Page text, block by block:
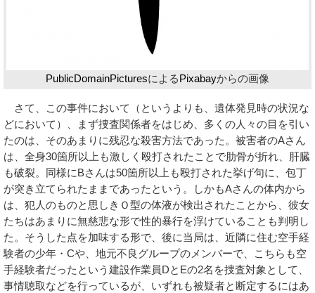
PublicDomainPicturesによるPixabayからの画像
さて、この事件において（というよりも、遺体発見時の状況な
どにおいて）、まず捜査関係者をはじめ、多くの人々の目を引い
たのは、そのあまりに残忍な殺害方法であった。被害者のAさん
は、全身30箇所以上も激しく殴打されたことで肋骨が折れ、肝臓
も破裂。同様にBさんは50箇所以上も殴打された挙げ句に、包丁
が突き立てられたままであったという。しかもAさんの体内から
は、犯人のものと思しきＯ型の体液が検出されたことから、彼女
たちはあまりに無慈悲な形で性的暴行を浮けていることも判明し
た。そうした点を加味する形で、後に当局は、近隣に住む空手経
験者の少年・Cや、地元不良グループのメンバーで、こちらも空
手経験者だったという建設作業員DとEの2名を捜査対象として、
事情聴取などを行っているが、いずれも被疑者と断定するにはあ